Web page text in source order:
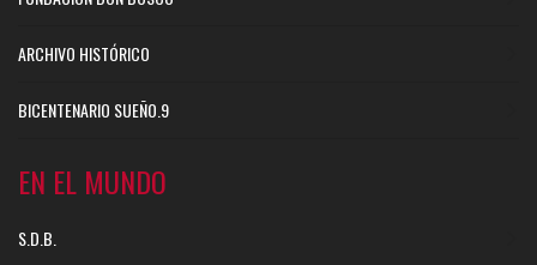
ARCHIVO HISTÓRICO
BICENTENARIO SUEÑO.9
EN EL MUNDO
S.D.B.